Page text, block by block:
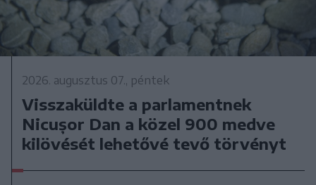
2026. augusztus 07., péntek
Visszaküldte a parlamentnek
Nicușor Dan a közel 900 medve
kilövését lehetővé tevő törvényt